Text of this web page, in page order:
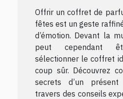
Offrir un coffret de
fêtes est un geste
d’émotion. Devant la
peut cependant
sélectionner le coffret
coup sûr. Découvrez
secrets d’un
travers des conseils